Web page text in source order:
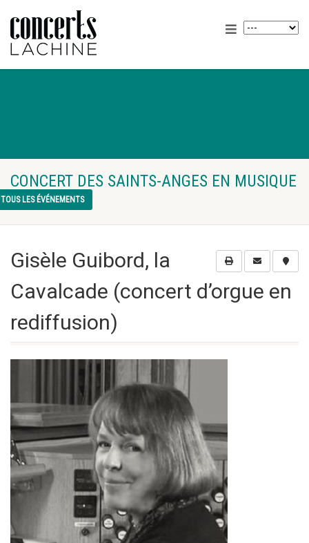
CONCERT DES SAINTS-ANGES EN MUSIQUE
TOUS LES ÉVÉNEMENTS
Gisèle Guibord, la
Cavalcade (concert d’orgue en
rediffusion)